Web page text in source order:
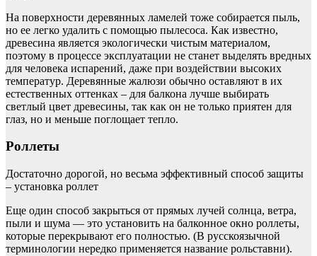
На поверхности деревянных ламелей тоже собирается пыль,
но ее легко удалить с помощью пылесоса. Как известно,
древесина является экологически чистым материалом,
поэтому в процессе эксплуатации не станет выделять вредных
для человека испарений, даже при воздействии высоких
температур. Деревянные жалюзи обычно оставляют в их
естественных оттенках – для балкона лучше выбирать
светлый цвет древесины, так как он не только приятен для
глаз, но и меньше поглощает тепло.
Роллеты
Достаточно дорогой, но весьма эффективный способ защиты
– установка роллет
Еще один способ закрыться от прямых лучей солнца, ветра,
пыли и шума — это установить на балконное окно роллеты,
которые перекрывают его полностью. (В русскоязычной
терминологии нередко применяется название рольставни).